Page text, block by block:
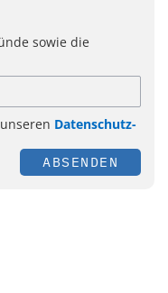
sowie die
Datenschutz-
ABSENDEN